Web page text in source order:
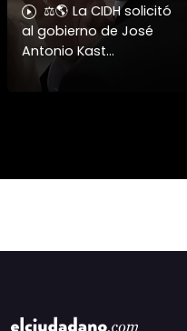
⚖️🌎 La CIDH solicitó
al gobierno de José
Antonio Kast
información detallada
sobre cambios